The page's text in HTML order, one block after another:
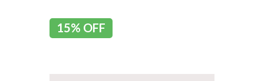
15% OFF